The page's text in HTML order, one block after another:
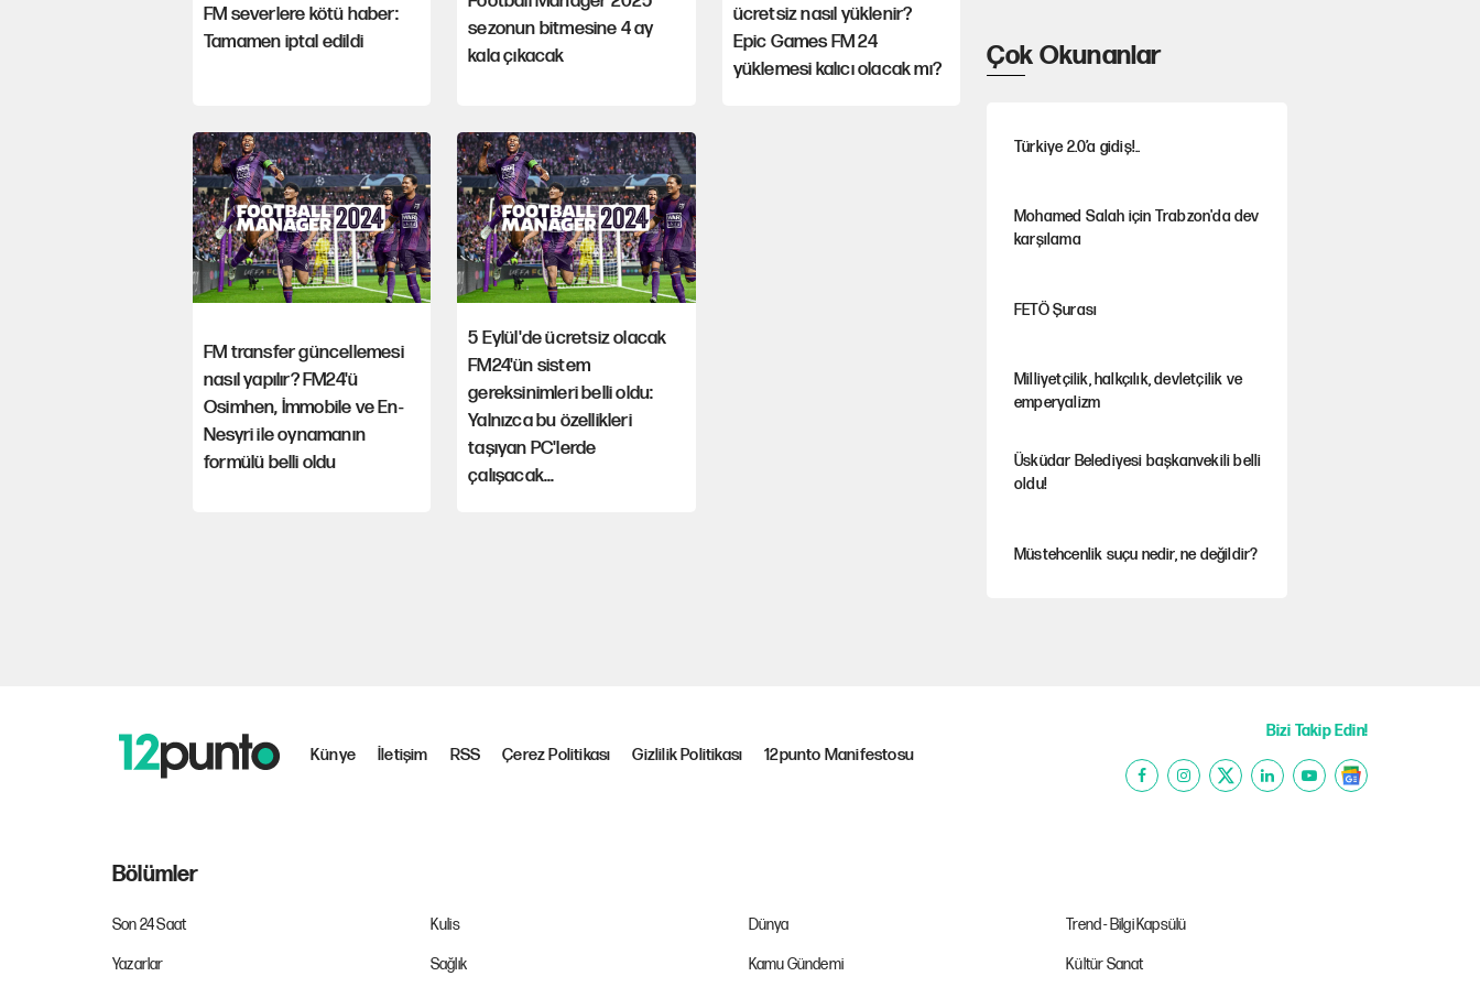
FM severlere kötü haber:
Tamamen iptal edildi
sezonun bitmesine 4 ay
kala çıkacak
ücretsiz nasıl yüklenir?
Epic Games FM 24
yüklemesi kalıcı olacak mı?
FM transfer güncellemesi
nasıl yapılır? FM24'ü
Osimhen, İmmobile ve En-
Nesyri ile oynamanın
formülü belli oldu
5 Eylül'de ücretsiz olacak
FM24'ün sistem
gereksinimleri belli oldu:
Yalnızca bu özellikleri
taşıyan PC'lerde
çalışacak...
Çok Okunanlar
Türkiye 2.0’a gidiş!..
Mohamed Salah için Trabzon'da dev
karşılama
FETÖ Şurası
Milliyetçilik, halkçılık, devletçilik ve
emperyalizm
Üsküdar Belediyesi başkanvekili belli
oldu!
Müstehcenlik suçu nedir, ne değildir?
'Yenilen düşmanla pazarlık yapmak
Künye İletişim RSS Çerez Politikası Gizlilik Politikası 12punto Manifestosu
Bizi Takip Edin!
Bölümler
Son 24 Saat Kulis Dünya Trend - Bilgi Kapsülü
Yazarlar Sağlık Kamu Gündemi Kültür Sanat